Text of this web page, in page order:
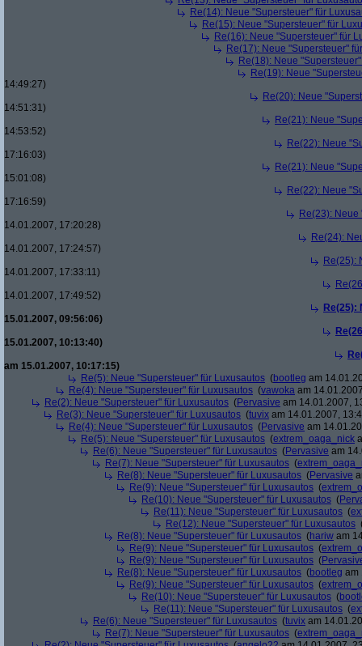
Re(14): Neue "Supersteuer" für
Re(15): Neue "Supersteuer" für
Re(16): Neue "Supersteuer" für
Re(17): Neue "Supersteuer"
Re(18): Neue
Re(19): Neue
14:49:27)
Re(20): Neue
14:51:31)
Re(21): Neue
14:53:52)
Re(22): Neue
17:16:03)
Re(21): Neue
15:01:08)
Re(22): Neue
17:16:59)
Re(23):
14.01.2007, 17:20:28)
Re(24):
14.01.2007, 17:24:57)
Re(25):
14.01.2007, 17:33:11)
14.01.2007, 17:49:52)
Re(25):
15.01.2007, 09:56:06)
15.01.2007, 10:13:40)
am 15.01.2007, 10:17:15)
Re(5): Neue "Supersteuer" für Luxusautos (bootleg am
Re(4): Neue "Supersteuer" für Luxusautos (vawoka am
Re(2): Neue "Supersteuer" für Luxusautos (Pervasive am 14.01.2007,
Re(3): Neue "Supersteuer" für Luxusautos (tuvix am 14.01.2007,
Re(4): Neue "Supersteuer" für Luxusautos (Pervasive am
Re(5): Neue "Supersteuer" für Luxusautos (extrem_oaga_nick
Re(6): Neue "Supersteuer" für Luxusautos (Pervasive am
Re(7): Neue "Supersteuer" für Luxusautos (
Re(8): Neue "Supersteuer" für Luxusautos (Pervasive
Re(9): Neue "Supersteuer" für Luxusautos (
Re(10): Neue "Supersteuer" für Luxusautos (
Re(11): Neue "Supersteuer" für Luxusautos (
Re(12): Neue "Supersteuer" für Luxusautos
Re(8): Neue "Supersteuer" für Luxusautos (hariw am
Re(9): Neue "Supersteuer" für Luxusautos (
Re(9): Neue "Supersteuer" für Luxusautos (
Re(8): Neue "Supersteuer" für Luxusautos (bootleg am
Re(9): Neue "Supersteuer" für Luxusautos (
Re(10): Neue "Supersteuer" für Luxusautos (
Re(11): Neue "Supersteuer" für Luxusautos (
Re(6): Neue "Supersteuer" für Luxusautos (tuvix am
Re(7): Neue "Supersteuer" für Luxusautos (